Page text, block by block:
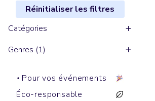
Réinitialiser les filtres
Catégories
Genres (1)
Pour vos événements
Éco-responsable